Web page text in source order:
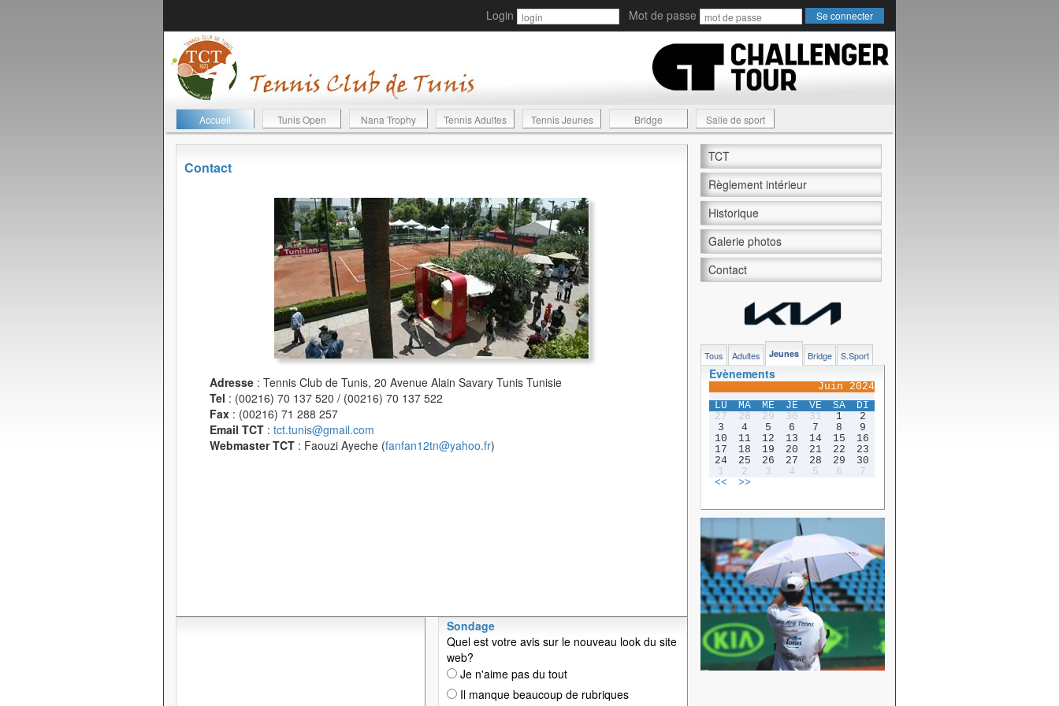
Login Mot de passe
Accueil Tunis Open Nana Trophy Tennis Adultes Tennis Jeunes Bridge Salle de sport
Contact
Adresse : Tennis Club de Tunis, 20 Avenue Alain Savary Tunis Tunisie
Tel : (00216) 70 137 520 / (00216) 70 137 522
Fax : (00216) 71 288 257
Email TCT : tct.tunis@gmail.com
Webmaster TCT : Faouzi Ayeche (fanfan12tn@yahoo.fr)
Sondage
Quel est votre avis sur le nouveau look du site
web?
Je n'aime pas du tout
Il manque beaucoup de rubriques
TCT
Règlement intérieur
Historique
Galerie photos
Contact
Tous Adultes Jeunes Bridge S.Sport
Evènements
Juin 2024
LU
MA ME JE VE SA
DI
27
28 29 30 31 1
2
3
4 5 6 7 8
9
10
11 12 13 14 15
16
17
18 19 20 21 22
23
24
25 26 27 28 29
30
1
2 3 4 5 6
7
<<
>>